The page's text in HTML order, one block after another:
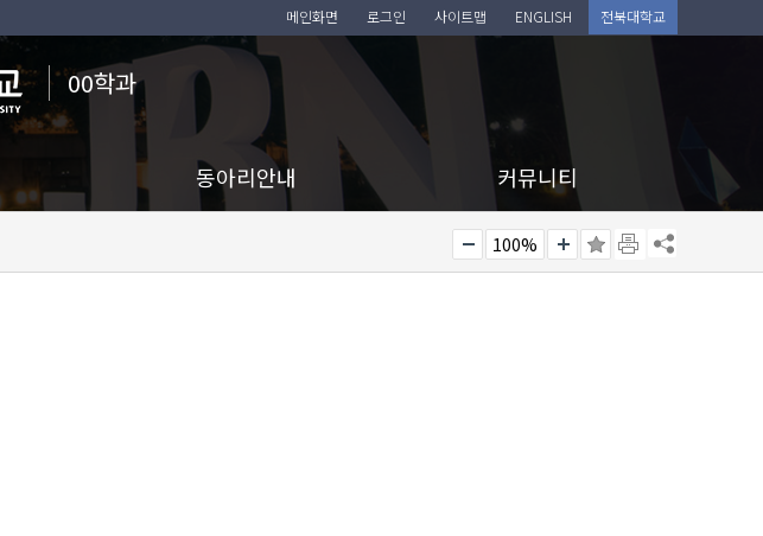
00학과
메인화면 로그인 사이트맵 ENGLISH 전북대학교
동아리안내 커뮤니티
100%